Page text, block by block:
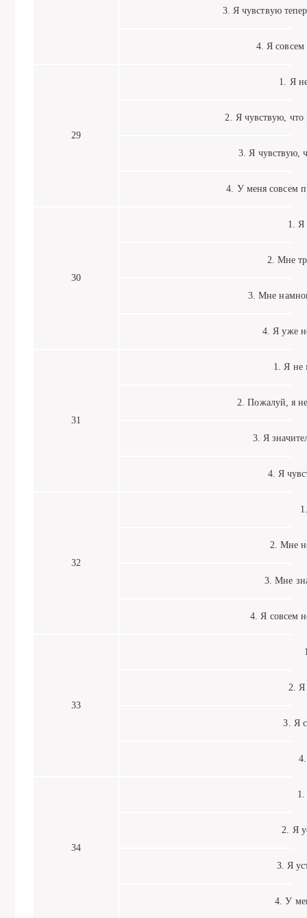
3. Я чувствую
4. Я совсем
29
1. Я не
2. Я чувствую, что
3. Я чувствую,
4. У меня совсем
30
1. Я
2. Мне
3. Мне
4. Я уже
31
1. Я не
2. Пожалуй, я
3. Я
4. Я
32
1.
2. Мне
3. Мне
4. Я совсем
33
2. Я
3. Я
4.
34
1.
2. Я
3. Я
4. У